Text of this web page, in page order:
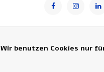
Wir benutzen Cookies nur